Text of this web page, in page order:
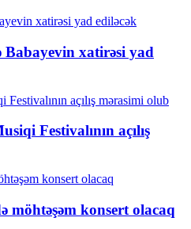
xatirəsi yad
Festivalının açılış
möhtəşəm konsert olacaq